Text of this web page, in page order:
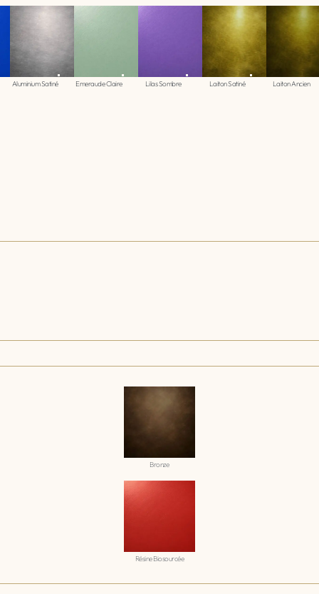
Aluminium Satiné Emeraude Claire Lilas Sombre Laiton Satiné Laiton Ancien
Bronze
Résine Biosourcée